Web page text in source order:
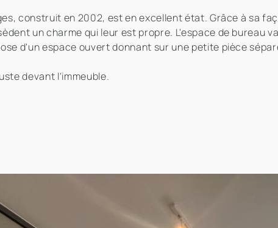
construit en 2002, est en excellent état. Grâce à sa
un charme qui leur est propre. L'espace de bureau
d'un espace ouvert donnant sur une petite pièce
devant l'immeuble.